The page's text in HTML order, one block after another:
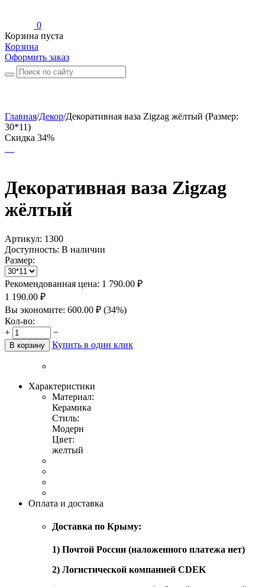
0
Корзина пуста
Корзина
Оформить заказ
Главная/Декор/Декоративная ваза Zigzag жёлтый (Размер:
30*11)
Скидка 34%
Декоративная ваза Zigzag
жёлтый
Артикул: 1300
Доступность: В наличии
Размер:
Рекомендованная цена: 1 790.00 ₽
1 190.00 ₽
Вы экономите: 600.00 ₽ (34%)
Кол-во:
+
−
В корзину Купить в один клик
Характеристики
Материал:
Керамика
Стиль:
Модерн
Цвет:
желтый
Оплата и доставка
Доставка по Крыму:
1) Почтой России (наложенного платежа нет)
2) Логистической компанией CDEK